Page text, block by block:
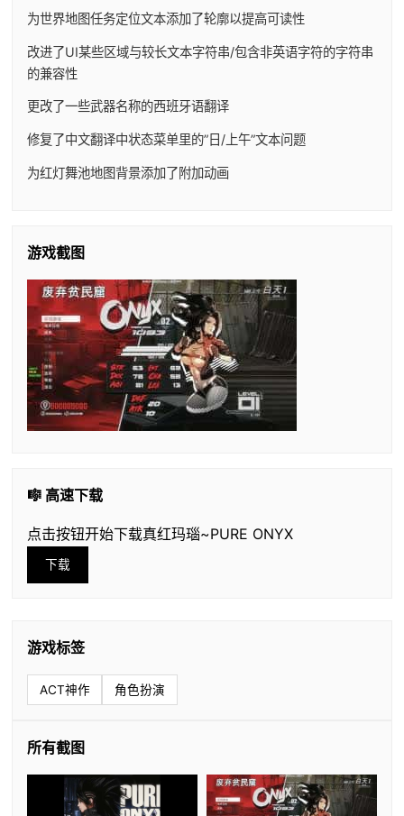
为世界地图任务定位文本添加了轮廓以提高可读性
改进了UI某些区域与较长文本字符串/包含非英语字符的字符串
的兼容性
更改了一些武器名称的西班牙语翻译
修复了中文翻译中状态菜单里的”日/上午”文本问题
为红灯舞池地图背景添加了附加动画
游戏截图
🎼 高速下载
点击按钮开始下载真红玛瑙~PURE ONYX
下载
游戏标签
ACT神作 角色扮演
所有截图